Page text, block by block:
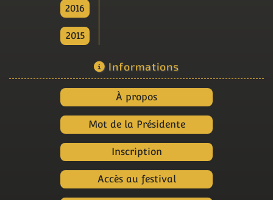
2016
2015
Informations
À propos
Mot de la Présidente
Inscription
Accès au festival